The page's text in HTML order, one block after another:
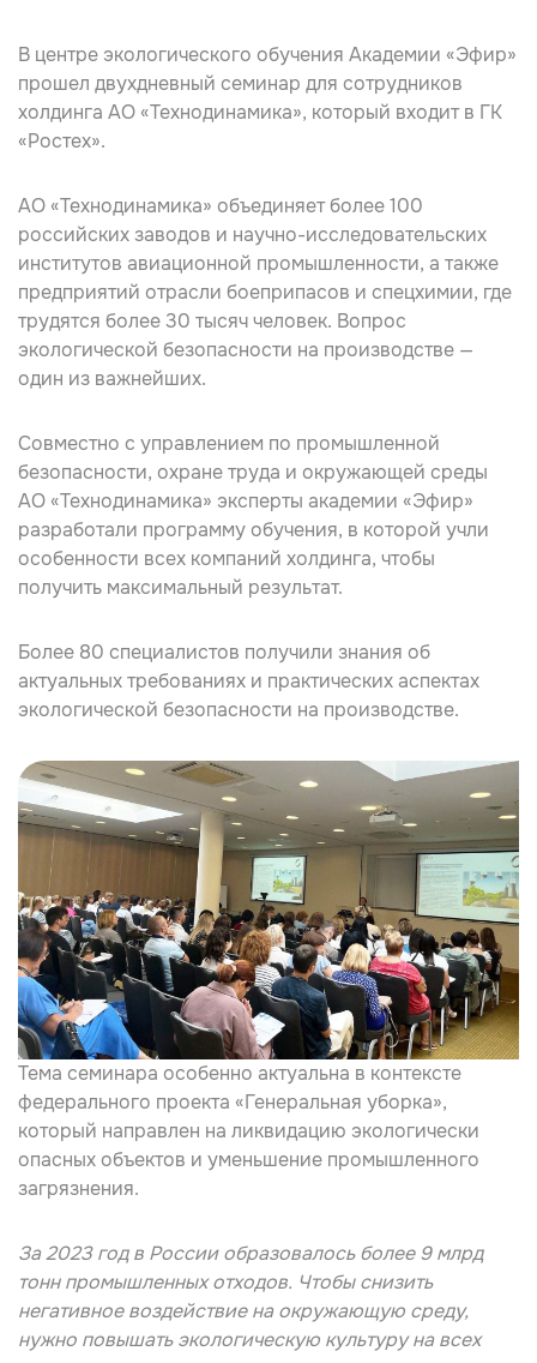
В центре экологического обучения Академии «Эфир»
прошел двухдневный семинар для сотрудников
холдинга АО «Технодинамика», который входит в ГК
«Ростех».
АО «Технодинамика» объединяет более 100
российских заводов и научно-исследовательских
институтов авиационной промышленности, а также
предприятий отрасли боеприпасов и спецхимии, где
трудятся более 30 тысяч человек. Вопрос
экологической безопасности на производстве —
один из важнейших.
Совместно с управлением по промышленной
безопасности, охране труда и окружающей среды
АО «Технодинамика» эксперты академии «Эфир»
разработали программу обучения, в которой учли
особенности всех компаний холдинга, чтобы
получить максимальный результат.
Более 80 специалистов получили знания об
актуальных требованиях и практических аспектах
экологической безопасности на производстве.
Тема семинара особенно актуальна в контексте
федерального проекта «Генеральная уборка»,
который направлен на ликвидацию экологически
опасных объектов и уменьшение промышленного
загрязнения.
За 2023 год в России образовалось более 9 млрд
тонн промышленных отходов. Чтобы снизить
негативное воздействие на окружающую среду,
нужно повышать экологическую культуру на всех